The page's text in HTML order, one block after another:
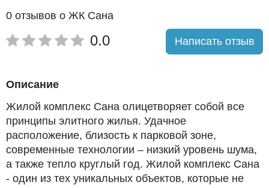
0 отзывов о ЖК Сана
0.0 Написать отзыв
Описание
Жилой комплекс Сана олицетворяет собой все
принципы элитного жилья. Удачное
расположение, близость к парковой зоне,
современные технологии – низкий уровень шума,
а также тепло круглый год. Жилой комплекс Сана
- один из тех уникальных объектов, которые не